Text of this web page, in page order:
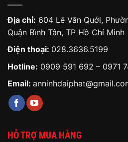
Địa chỉ: 604 Lê Văn Quới,
Quận Bình Tân, TP Hồ Chí Minh
Điện thoại: 028.3636.5199
Hotline: 0909 591 692 – 0971
Email:
HỖ TRỢ MUA HÀNG